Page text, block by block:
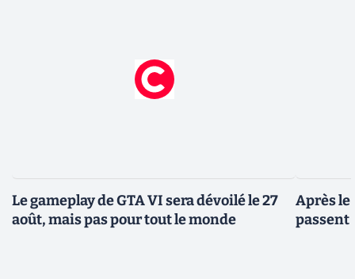
Le gameplay de GTA VI sera dévoilé le 27
août, mais pas pour tout le monde
Après le
passent